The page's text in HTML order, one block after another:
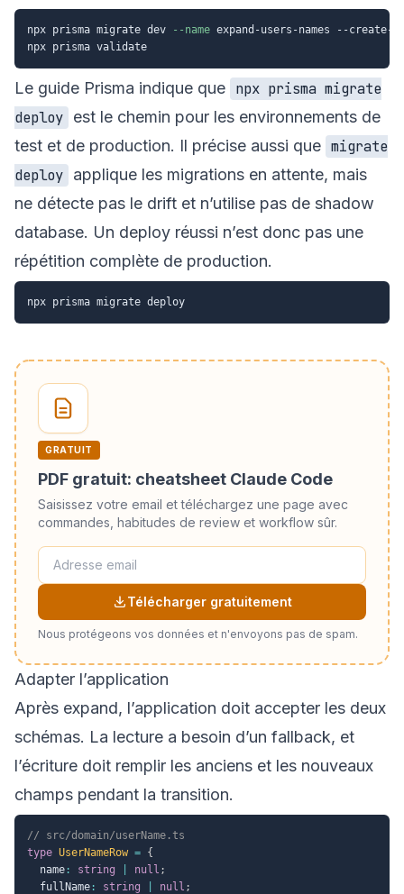
npx prisma migrate dev --name expand-users-names --create-
Le guide Prisma indique que npx prisma migrate
deploy est le chemin pour les environnements de
test et de production. Il précise aussi que migrate
deploy applique les migrations en attente, mais
ne détecte pas le drift et n’utilise pas de shadow
database. Un deploy réussi n’est donc pas une
répétition complète de production.
GRATUIT
PDF gratuit: cheatsheet Claude Code
Saisissez votre email et téléchargez une page avec
commandes, habitudes de review et workflow sûr.
Télécharger gratuitement
Nous protégeons vos données et n'envoyons pas de spam.
Adapter l’application
Après expand, l’application doit accepter les deux
schémas. La lecture a besoin d’un fallback, et
l’écriture doit remplir les anciens et les nouveaux
champs pendant la transition.
// src/domain/userName.ts
type UserNameRow = {
  name
: string null ;
  fullName
: string null ;